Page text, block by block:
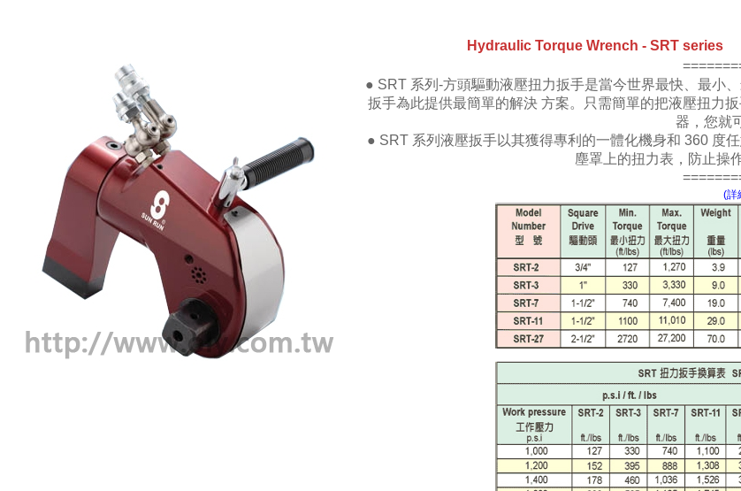
Hydraulic Torque Wrench - SRT series
● SRT 系列-方頭驅動液壓扭力扳手是當今世界最快、最小
扳手為此提供最簡單的解決 方案。只需簡單的把液壓扭力
器，您就
● SRT 系列液壓扳手以其獲得專利的一體化機身和 360 度
塵罩上的扭力表，防止操
(詳